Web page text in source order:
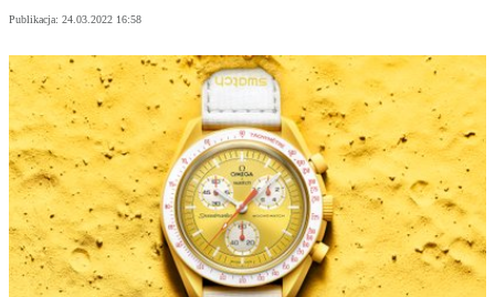
Publikacja: 24.03.2022 16:58